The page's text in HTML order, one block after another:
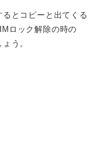
とコピーと出てくる
ロック解除の時の
う。